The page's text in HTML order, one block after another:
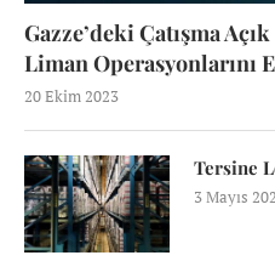
Gazze’deki Çatışma
Liman Operasyonlarını
20 Ekim 2023
Tersine
3 Mayıs